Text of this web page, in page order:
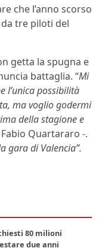
che l’anno scorso
tre piloti del
getta la spugna e
battaglia. “Mi
l’unica possibilità
ma voglio godermi
della stagione e
Quartararo -.
gara di Valencia”.
80 milioni
due anni